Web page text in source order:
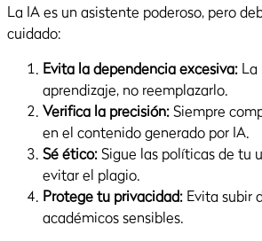
La IA es un asistente poderoso, pero
cuidado:
Evita la dependencia excesiva: La
aprendizaje, no reemplazarlo.
Verifica la precisión:Siempre
en el contenido generado por IA.
Sé ético:Sigue las políticas de tu
evitar el plagio.
Protege tu privacidad: Evita subir
académicos sensibles.